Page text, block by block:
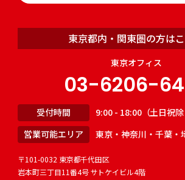
東京都内・関東圏の方は
東京オフィス
03-6206-
受付時間
9:00 - 18:00（土日祝除
営業可能エリア
東京・神奈川・千葉・
〒101-0032 東京都千代田区
岩本町三丁目11番4号 サトケイビル4階